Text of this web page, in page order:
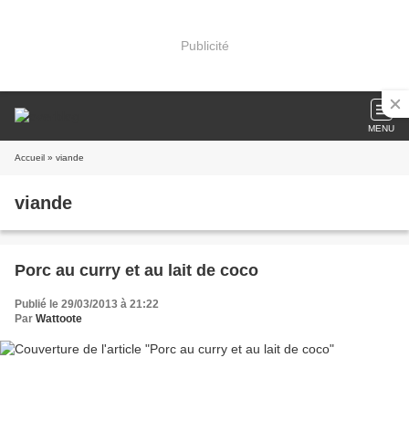
Publicité
MENU
Accueil » viande
viande
Porc au curry et au lait de coco
Publié le 29/03/2013 à 21:22
Par Wattoote